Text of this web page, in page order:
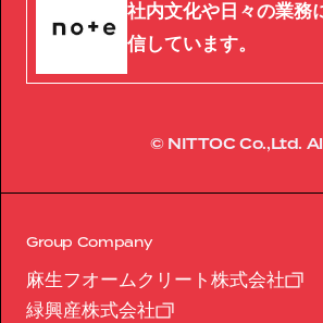
社内文化や日々の業務
信しています。
© NITTOC Co.,Ltd.
Group Company
麻生フオームクリート株式会社
緑興産株式会社